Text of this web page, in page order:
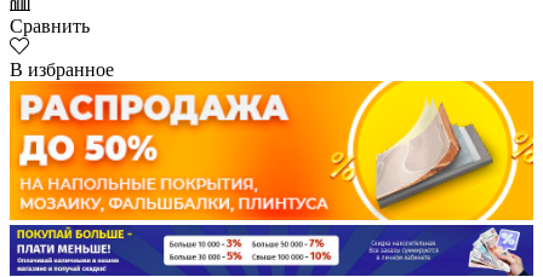
Сравнить
В избранное